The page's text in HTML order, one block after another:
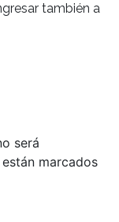
también a
será
marcados